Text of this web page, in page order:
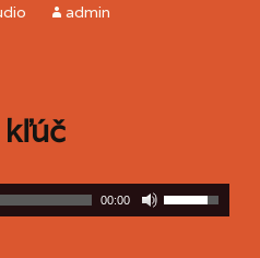
admin
00:00